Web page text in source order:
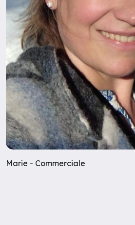
Marie - Commerciale